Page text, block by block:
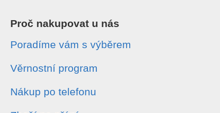
Proč nakupovat u nás
Poradíme vám s výběrem
Věrnostní program
Nákup po telefonu